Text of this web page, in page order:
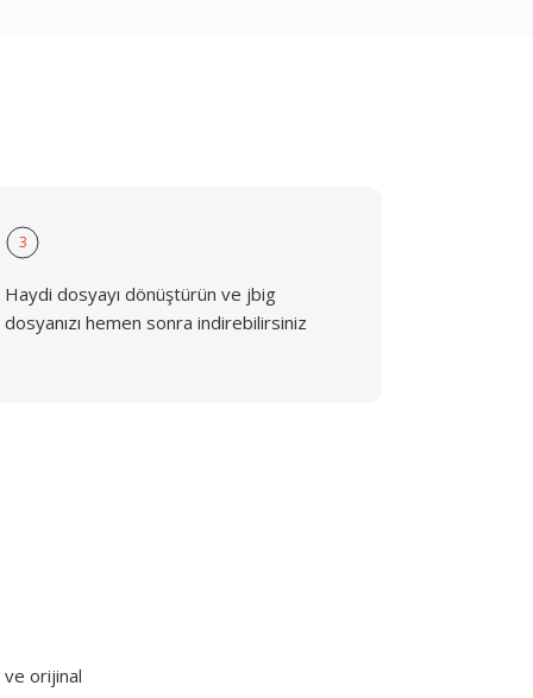
3
Haydi dosyayı dönüştürün ve jbig
dosyanızı hemen sonra indirebilirsiniz
orijinal